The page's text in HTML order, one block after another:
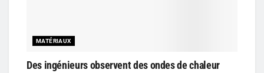
MATÉRIAUX
Des ingénieurs observent des ondes de chaleur